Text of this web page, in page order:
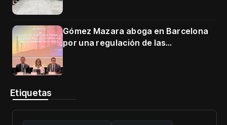
Gómez Mazara aboga en Barcelona
por una regulación de las
Etiquetas